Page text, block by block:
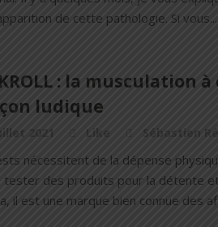
de cette pathologie. Si vous...
: la musculation
ludique
2021 Like Sébastien
nécessitent de la dépense
tester des produits pour la détente
il est une marque bien connue des